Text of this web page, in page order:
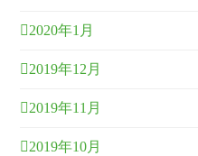
2020年1月
2019年12月
2019年11月
2019年10月